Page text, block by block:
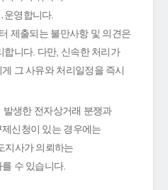
운영합니다.
제출되는 불만사항 및 의견은
합니다. 다만, 신속한 처리가
그 사유와 처리일정을 즉시
생한 전자상거래 분쟁과
신청이 있는 경우에는
지사가 의뢰하는
수 있습니다.